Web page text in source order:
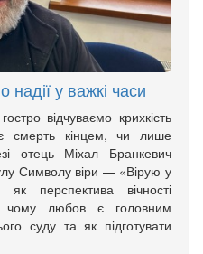
у важкі часи
відчуваємо крихкість
смерть кінцем, чи лише
отець Міхал Бранкевич
Символу віри — «Вірую у
перспектива вічності
чому любов є головним
суду та як підготувати